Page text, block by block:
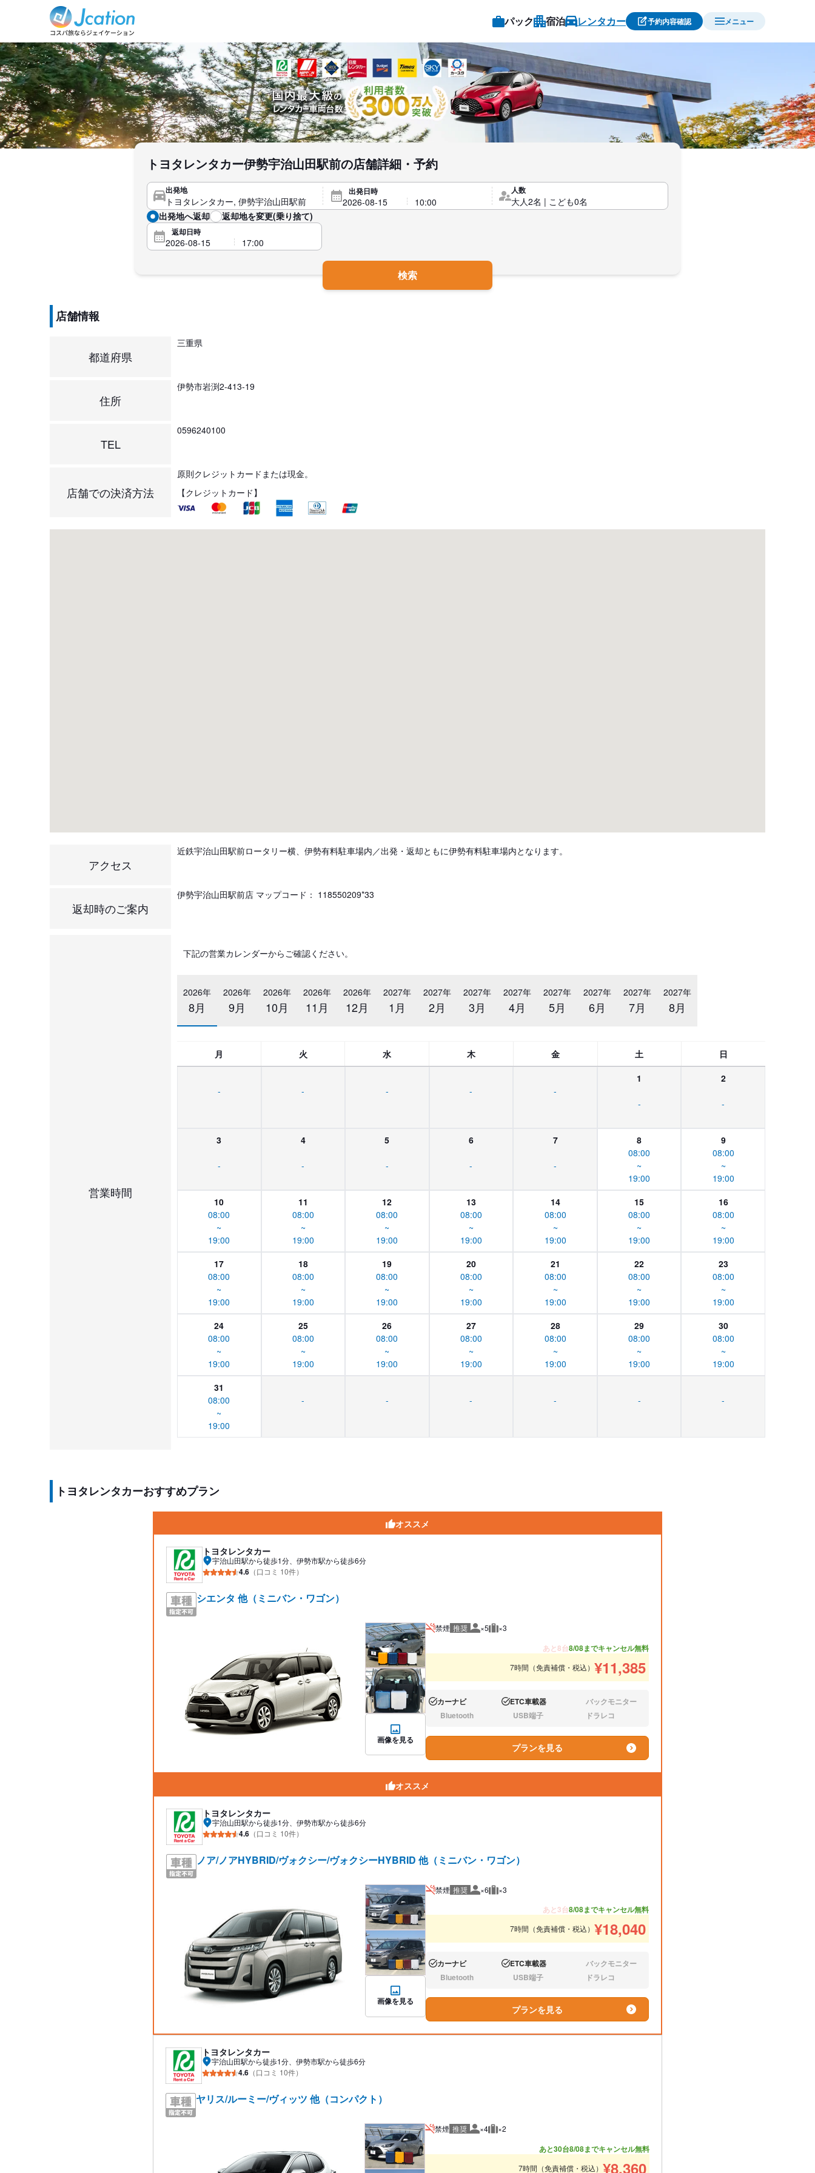
パック 宿泊 レンタカー 予約内容確認 メニュー
トヨタレンタカー伊勢宇治山田駅前の店舗詳細・予約
出発地 出発日時 人数
出発地へ返却 返却地を変更(乗り捨て)
返却日時
検索
店舗情報
都道府県
三重県
住所
伊勢市岩渕2-413-19
TEL
0596240100
店舗での決済方法
原則クレジットカードまたは現金。
【クレジットカード】
アクセス
近鉄宇治山田駅前ロータリー横、伊勢有料駐車場内／出発・返却ともに伊勢有料駐車場内となります。
返却時のご案内
伊勢宇治山田駅前店 マップコード： 118550209*33
営業時間
下記の営業カレンダーからご確認ください。
2026年
8月
2026年
9月
2026年
10月
2026年
11月
2026年
12月
2027年
1月
2027年
2月
2027年
3月
2027年
4月
2027年
5月
2027年
6月
2027年
7月
2027年
8月
月 火 水 木 金 土 日
- - - - -
1
-
2
-
3
-
4
-
5
-
6
-
7
-
8
08:00
~
19:00
9
08:00
~
19:00
10
08:00
~
19:00
11
08:00
~
19:00
12
08:00
~
19:00
13
08:00
~
19:00
14
08:00
~
19:00
15
08:00
~
19:00
16
08:00
~
19:00
17
08:00
~
19:00
18
08:00
~
19:00
19
08:00
~
19:00
20
08:00
~
19:00
21
08:00
~
19:00
22
08:00
~
19:00
23
08:00
~
19:00
24
08:00
~
19:00
25
08:00
~
19:00
26
08:00
~
19:00
27
08:00
~
19:00
28
08:00
~
19:00
29
08:00
~
19:00
30
08:00
~
19:00
31
08:00
~
19:00
- - - - - -
トヨタレンタカーおすすめプラン
オススメ
トヨタレンタカー
宇治山田駅から徒歩1分、伊勢市駅から徒歩6分
4.6 （口コミ 10件）
シエンタ 他（ミニバン・ワゴン）
画像を見る
禁煙 推奨 推奨人数
×5 推奨荷物
×3
あと8台8/08までキャンセル無料
7時間（免責補償・税込） ¥11,385
あり:カーナビ あり:ETC車載器 なし:バックモニター
なし:Bluetooth なし:USB端子 なし:ドラレコ
プランを見る
オススメ
トヨタレンタカー
宇治山田駅から徒歩1分、伊勢市駅から徒歩6分
4.6 （口コミ 10件）
ノア/ノアHYBRID/ヴォクシー/ヴォクシーHYBRID 他（ミニバン・ワゴン）
画像を見る
禁煙 推奨 推奨人数
×6 推奨荷物
×3
あと3台8/08までキャンセル無料
7時間（免責補償・税込） ¥18,040
あり:カーナビ あり:ETC車載器 なし:バックモニター
なし:Bluetooth なし:USB端子 なし:ドラレコ
プランを見る
トヨタレンタカー
宇治山田駅から徒歩1分、伊勢市駅から徒歩6分
4.6 （口コミ 10件）
ヤリス/ルーミー/ヴィッツ 他（コンパクト）
禁煙 推奨 推奨人数
×4 推奨荷物
×2
あと30台8/08までキャンセル無料
7時間（免責補償・税込） ¥8,360